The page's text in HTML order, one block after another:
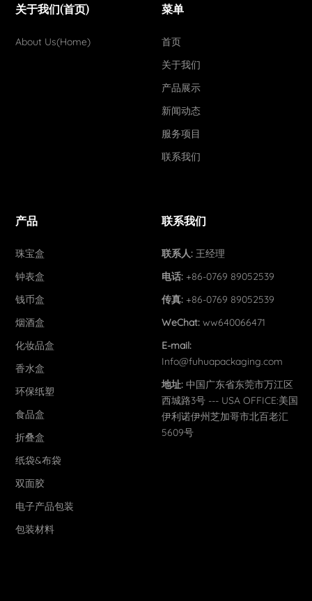
关于我们(首页)
About Us(Home)
菜单
首页
关于我们
产品展示
新闻动态
服务项目
联系我们
产品
珠宝盒
钟表盒
钱币盒
烟酒盒
化妆品盒
香水盒
环保纸塑
食品盒
折叠盒
纸袋&布袋
双面胶
电子产品包装
包装材料
联系我们
联系人: 王经理
电话: +86-0769 89052539
传真: +86-0769 89052539
WeChat: ww640066471
E-mail:
Info@fuhuapackaging.com
地址: 中国广东省东莞市万江区
西城路3号 --- USA OFFICE:美国
伊利诺伊州芝加哥市北百老汇
5609号